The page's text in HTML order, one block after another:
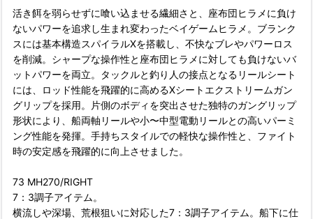
活き餌を弱らせずに喰い込ませる繊細さと、座布団ヒラメに負け
ないパワーを追求し生まれ変わったベイゲームヒラメ。ブランク
スには基本構造スパイラルXを搭載し、不快なブレやパワーロス
を削減。シャープな操作性と座布団ヒラメに対しても負けないバ
ットパワーを両立。タックルと釣り人の接点となるリールシート
には、ロッド性能を飛躍的に高めるXシートエクストリームガン
グリップを採用。片側のボディを突出させた独特のガングリップ
形状により、船両軸リールや小〜中型電動リールとの高いパーミ
ング性能を発揮。手持ちスタイルでの軽快な操作性と、ファイト
時の安定感を飛躍的に向上させました。
73 MH270/RIGHT
7：3調子アイテム。
横流しや深場、荒根狙いに対応した7：3調子アイテム。船下に仕